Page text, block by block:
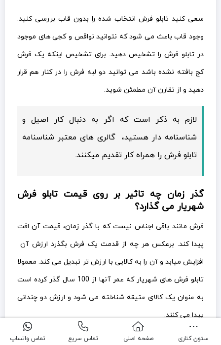
سعی کنید تابلو فرش انتخاب شده را بدون قاب بررسی کنید.
وجود قاب باعث می شود که نتوانید نواقص و کجی های موجود
در تابلو فرش را تشخیص دهید. برای تشخیص اینکه یک فرش
کج بافته نشده باشد می توانید دو لبه فرش را در کنار هم قرار
دهید و از تقارن آن مطمئن شوید.
لازم به ذکر است که اگر به دنبال کار اصیل و
شناسنامه دار هستید، گالری های معتبر شناسنامه
تابلو فرش را همراه کار تقدیم میکنند.
گذر زمان چه تاثیر بر روی قیمت تابلو فرش
شهریار می گذارد؟
فرش مانند باقی اجناس نیست که با گذر زمان، قیمت آن افت
پیدا کند. برعکس هر چه از قدمت یک فرش بگذرد ارزش آن
افزایش میابد و آن را به کالایی با ارزش تر تبدیل می کند. معمولا
تابلو فرش های شهریار که عمر آنها از 100 سال گذر کرده است
به عنوان یک کالای عتیقه شناخته می شود و ارزش دو چندانی
پیدا می کنند.
ستون کناری صفحه اصلی تماس سریع تماس واتساپ